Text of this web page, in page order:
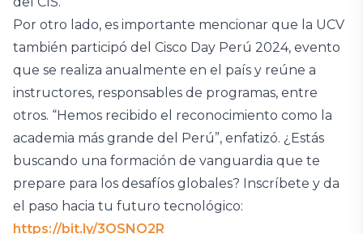
Por otro lado, es importante mencionar que la UCV
también participó del Cisco Day Perú 2024, evento
que se realiza anualmente en el país y reúne a
instructores, responsables de programas, entre
otros. “Hemos recibido el reconocimiento como la
academia más grande del Perú”, enfatizó. ¿Estás
buscando una formación de vanguardia que te
prepare para los desafíos globales? Inscríbete y da
el paso hacia tu futuro tecnológico:
https://bit.ly/3OSNO2R